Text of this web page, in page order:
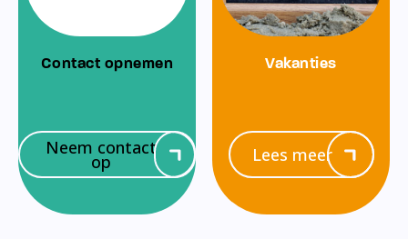
Contact opnemen
Neem contact
op
Vakanties
Lees meer